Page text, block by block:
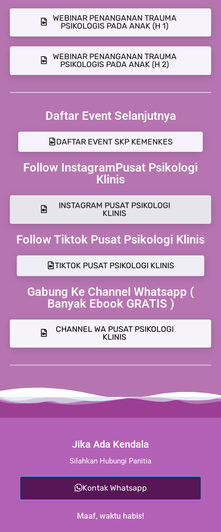
WEBINAR PENANGANAN TRAUMA
PSIKOLOGIS PADA ANAK (H 1)
WEBINAR PENANGANAN TRAUMA
PSIKOLOGIS PADA ANAK (H 2)
Daftar Event Selanjutnya
DAFTAR EVENT SKP KEMENKES
Follow InstagramPusat Psikologi
Klinis
INSTAGRAM PUSAT PSIKOLOGI
KLINIS
Follow Tiktok Pusat Psikologi Klinis
TIKTOK PUSAT PSIKOLOGI KLINIS
Gabung Ke Channel Whatsapp (
Banyak Ebook GRATIS )
CHANNEL WA PUSAT PSIKOLOGI
KLINIS
Jika Ada Kendala
Silahkan Hubungi Panitia
Kontak Whatsapp
Maaf, waktu habis!